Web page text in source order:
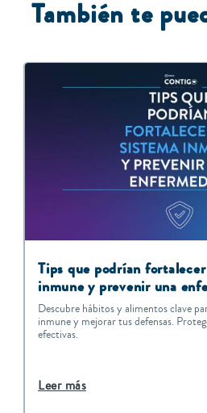
También te
Tips que podrían
inmune y prevenir una
Descubre hábitos y alimentos clave
inmune y mejorar tus defensas.
efectivas.
Leer más